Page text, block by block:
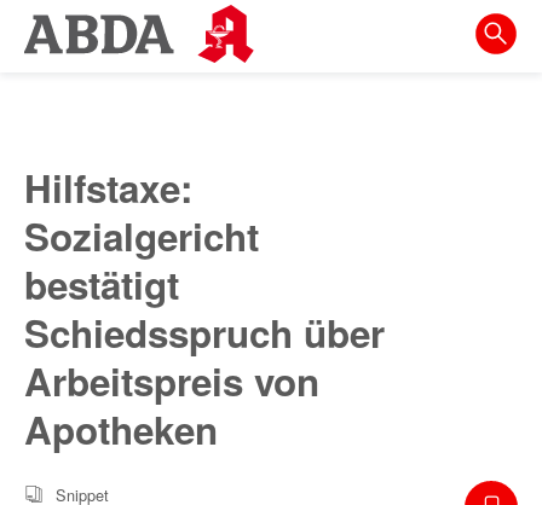
Springe
direkt
zur
Meta-
Navigation
Inhalt
zur
Suche
Hilfstaxe:
Sozialgericht
bestätigt
Schiedsspruch über
Arbeitspreis von
Apotheken
Snippet